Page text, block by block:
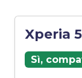
Xperia
Sì,